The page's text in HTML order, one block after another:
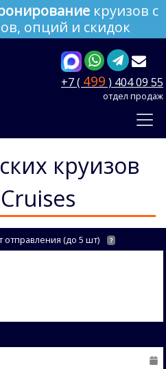
круизов с
опций и скидок
+7 ( 499 ) 404 09 55
отдел продаж
круизов
(до 5 шт) ?